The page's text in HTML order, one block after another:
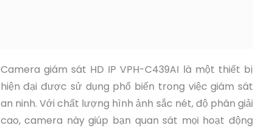
Camera giám sát HD IP VPH-C439AI là một thiết bị
hiện đại được sử dụng phổ biến trong việc giám sát
an ninh. Với chất lượng hình ảnh sắc nét, độ phân giải
cao, camera này giúp bạn quan sát mọi hoạt động